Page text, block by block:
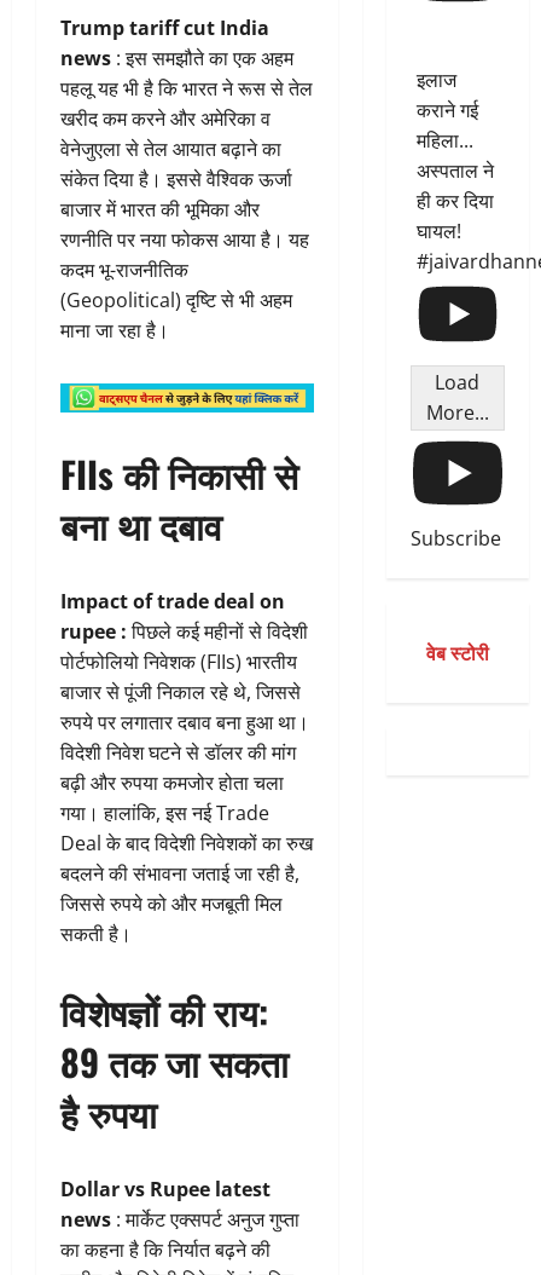
Trump tariff cut India
news : इस समझौते का एक अहम
पहलू यह भी है कि भारत ने रूस से तेल
खरीद कम करने और अमेरिका व
वेनेजुएला से तेल आयात बढ़ाने का
संकेत दिया है। इससे वैश्विक ऊर्जा
बाजार में भारत की भूमिका और
रणनीति पर नया फोकस आया है। यह
कदम भू-राजनीतिक
(Geopolitical) दृष्टि से भी अहम
माना जा रहा है।
FIIs की निकासी से
बना था दबाव
Impact of trade deal on
rupee :पिछले कई महीनों से विदेशी
पोर्टफोलियो निवेशक (FIIs) भारतीय
बाजार से पूंजी निकाल रहे थे, जिससे
रुपये पर लगातार दबाव बना हुआ था।
विदेशी निवेश घटने से डॉलर की मांग
बढ़ी और रुपया कमजोर होता चला
गया। हालांकि, इस नई Trade
Deal के बाद विदेशी निवेशकों का रुख
बदलने की संभावना जताई जा रही है,
जिससे रुपये को और मजबूती मिल
सकती है।
विशेषज्ञों की राय:
89 तक जा सकता
है रुपया
Dollar vs Rupee latest
news : मार्केट एक्सपर्ट अनुज गुप्ता
का कहना है कि निर्यात बढ़ने की
इलाज
कराने गई
महिला...
अस्पताल ने
ही कर दिया
घायल!
Load
More...
Subscribe
वेब स्टोरी